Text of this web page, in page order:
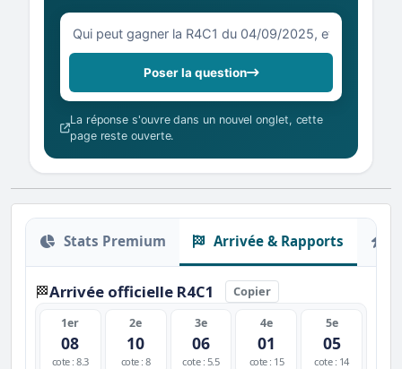
Votre question sur la R4C1 du 04/09/2025
Poser la question
La réponse s'ouvre dans un nouvel onglet, cette
page reste ouverte.
Stats Premium Arrivée & Rapports
🏁Arrivée officielle R4C1 Copier
1er
08
cote : 8.3
2e
10
cote : 8
3e
06
cote : 5.5
4e
01
cote : 15
5e
05
cote : 14